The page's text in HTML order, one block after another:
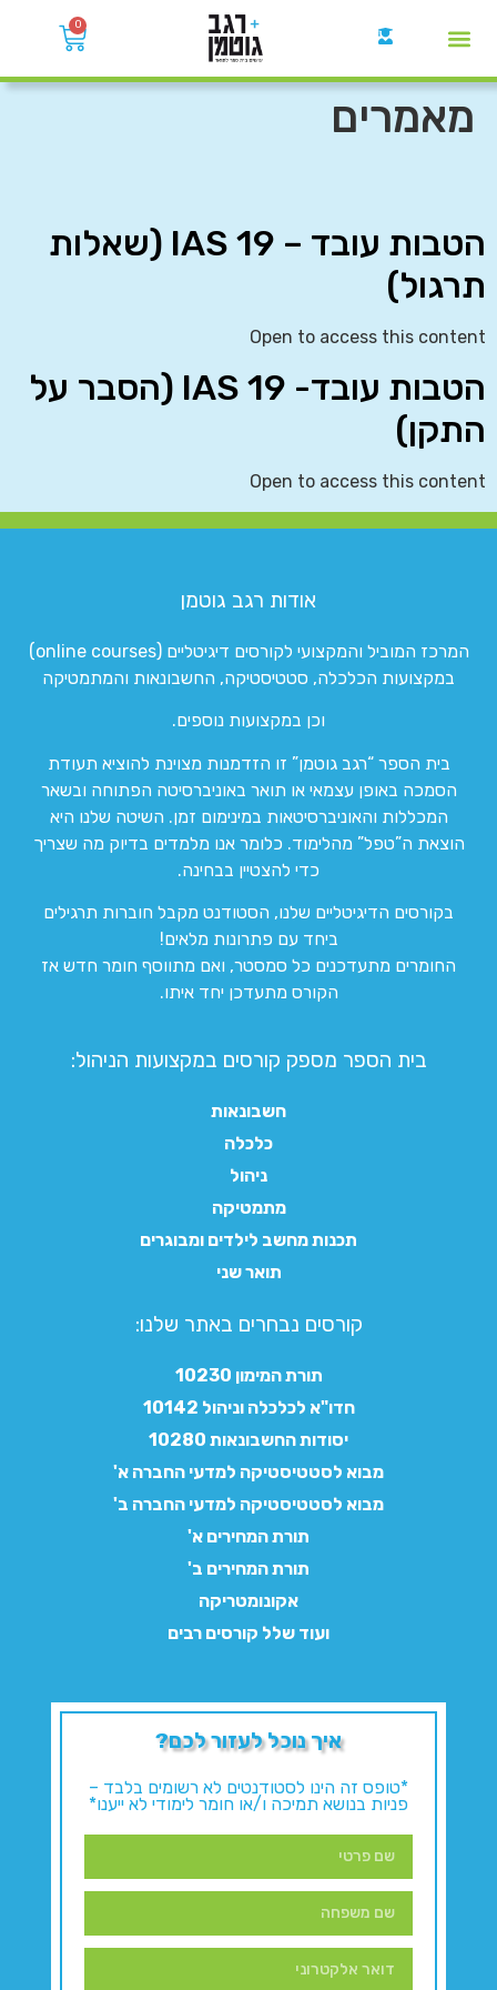
0
מאמרים
הטבות עובד – IAS 19 (שאלות
תרגול)
Open to access this content
הטבות עובד- IAS 19 (הסבר על
התקן)
Open to access this content
אודות רגב גוטמן
המרכז המוביל והמקצועי לקורסים דיגיטליים (online courses)
במקצועות הכלכלה, סטטיסטיקה, החשבונאות והמתמטיקה
וכן במקצועות נוספים.
בית הספר “רגב גוטמן” זו הזדמנות מצוינת להוציא תעודת
הסמכה באופן עצמאי או תואר באוניברסיטה הפתוחה ובשאר
המכללות והאוניברסיטאות במינימום זמן. השיטה שלנו היא
הוצאת ה”טפל” מהלימוד. כלומר אנו מלמדים בדיוק מה שצריך
כדי להצטיין בבחינה.
בקורסים הדיגיטליים שלנו, הסטודנט מקבל חוברות תרגילים
ביחד עם פתרונות מלאים!
החומרים מתעדכנים כל סמסטר, ואם מתווסף חומר חדש אז
הקורס מתעדכן יחד איתו.
בית הספר מספק קורסים במקצועות הניהול:
חשבונאות
כלכלה
ניהול
מתמטיקה
תכנות מחשב לילדים ומבוגרים
תואר שני
קורסים נבחרים באתר שלנו:​
תורת המימון 10230
חדו"א לכלכלה וניהול 10142
יסודות החשבונאות 10280
מבוא לסטטיסטיקה למדעי החברה א'
מבוא לסטטיסטיקה למדעי החברה ב'
תורת המחירים א'
תורת המחירים ב'
אקונומטריקה
ועוד שלל קורסים רבים
איך נוכל לעזור לכם?
*טופס זה הינו לסטודנטים לא רשומים בלבד –
פניות בנושא תמיכה ו/או חומר לימודי לא ייענו*